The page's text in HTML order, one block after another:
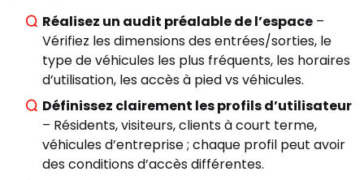
Réalisez un audit préalable de l’espace –
Vérifiez les dimensions des entrées/sorties, le
type de véhicules les plus fréquents, les horaires
d’utilisation, les accès à pied vs véhicules.
Définissez clairement les profils d’utilisateur
– Résidents, visiteurs, clients à court terme,
véhicules d’entreprise ; chaque profil peut avoir
des conditions d’accès différentes.